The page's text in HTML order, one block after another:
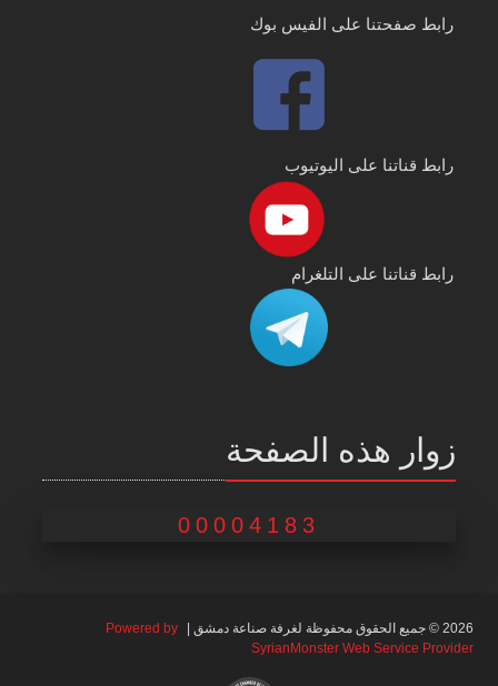
رابط صفحتنا على الفيس بوك
رابط قناتنا على اليوتيوب
رابط قناتنا على التلغرام
زوار هذه الصفحة
00004183
2026 © جميع الحقوق محفوظة لغرفة صناعة دمشق |
Powered by
SyrianMonster Web Service Provider